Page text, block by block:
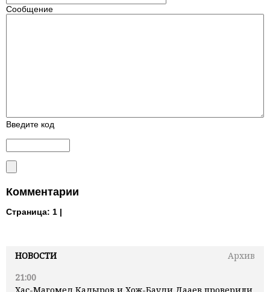
НОВОСТИ
Архив
21:00
Сообщение
Введите код
Комментарии
Страница: 1 |